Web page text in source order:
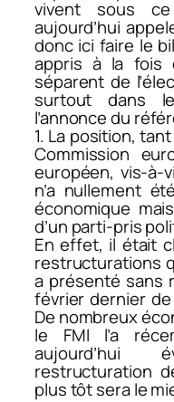
vivent sous
aujourd’hui
donc ici faire le
appris à la fois
séparent de
surtout dans
l’annonce du
1. La position,
Commission
européen, vis-à-
n’a nullement
économique
d’un parti-pris
En effet, il était
restructurations
a présenté sans
février dernier
De nombreux
le FMI l’a
restructuration
plus tôt sera le